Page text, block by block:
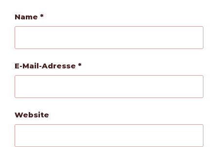
Name *
E-Mail-Adresse *
Website